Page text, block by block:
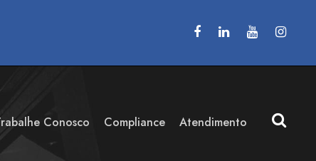
Conosco Compliance Atendimento